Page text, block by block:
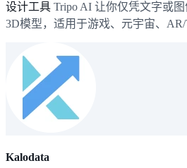
设计工具 Tripo AI 让你仅凭文字或
3D模型，适用于游戏、元宇宙、AR/
Kalodata